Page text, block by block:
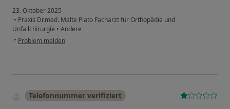
23. Oktober 2025
• Praxis Dr.med. Malte Plato Facharzt für Orthopädie und
Unfallchirurgie • Andere
• Problem melden
Telefonnummer verifiziert